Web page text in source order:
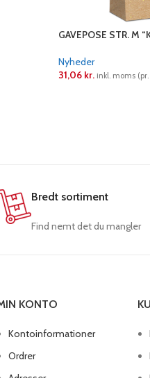
GAVEPOSE STR. M
Nyheder
31,06 kr. inkl. moms
Bredt sortiment
Find nemt det du mangler
KONTO
Kontoinformationer
Ordrer